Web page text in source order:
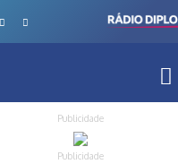
Publicidade
Publicidade